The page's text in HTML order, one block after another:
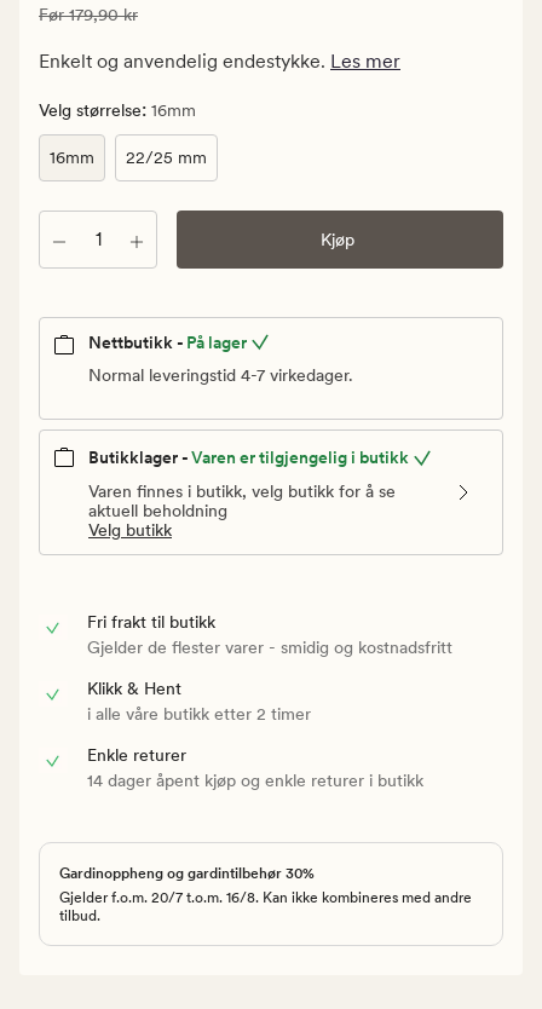
125,93
kr.
pris
179,90
kr
Vanlig pris 179,90 kr
Før179,90 kr
Enkelt og anvendelig endestykke. Les mer
Velg størrelse: 16mm
16mm 22/25 mm
Antall Kjøp
Nettbutikk - På lager
Normal leveringstid 4-7 virkedager.
Butikklager -Varen er tilgjengelig i butikk
Varen finnes i butikk, velg butikk for å se
aktuell beholdning
Velg butikk
Fri frakt til butikk
Gjelder de flester varer - smidig og kostnadsfritt
Klikk & Hent
i alle våre butikk etter 2 timer
Enkle returer
14 dager åpent kjøp og enkle returer i butikk
Gardinoppheng og gardintilbehør 30%
Gjelder f.o.m. 20/7 t.o.m. 16/8. Kan ikke kombineres med andre
tilbud.